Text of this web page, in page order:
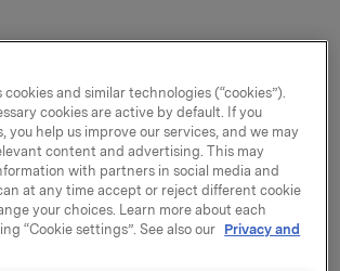
entreprises
par marque,
de traiter des
personnelles
cookies and similar technologies (“cookies”).
cookies are active by default. If you
you help us improve our services, and we may
content and advertising. This may
with partners in social media and
at any time accept or reject different cookie
your choices. Learn more about each
“Cookie settings”. See also our Privacy and